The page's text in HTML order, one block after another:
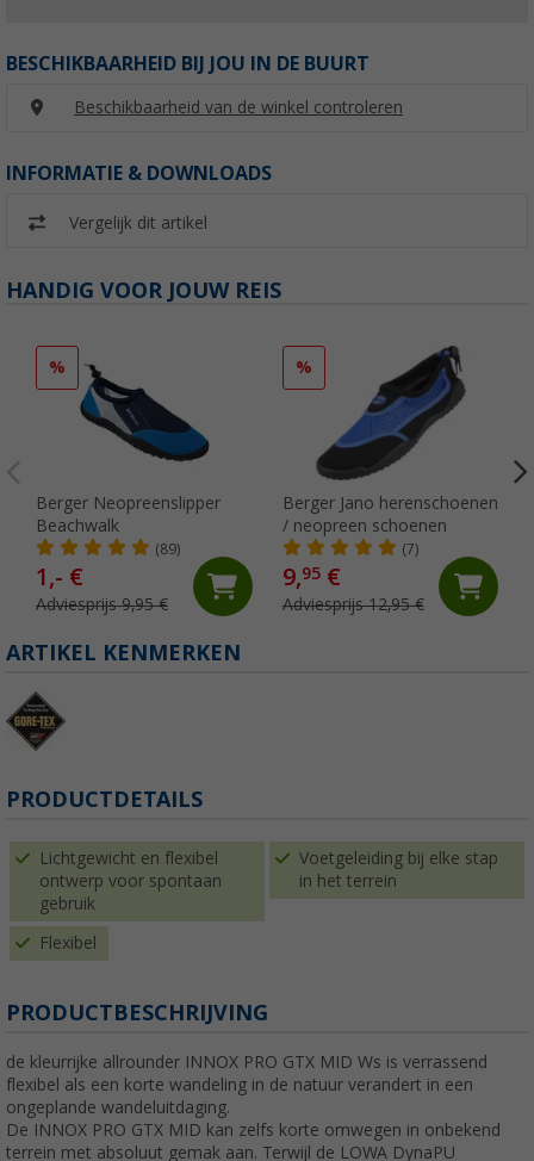
BESCHIKBAARHEID BIJ JOU IN DE BUURT
Beschikbaarheid van de winkel controleren
INFORMATIE & DOWNLOADS
Vergelijk dit artikel
HANDIG VOOR JOUW REIS
%
Berger Neopreenslipper
Beachwalk
(89)
1,- €
Adviesprijs 9,95 €
%
Berger Jano herenschoenen
/ neopreen schoenen
(7)
9,95€
Adviesprijs 12,95 €
ARTIKEL KENMERKEN
PRODUCTDETAILS
Lichtgewicht en flexibel
ontwerp voor spontaan
gebruik
Voetgeleiding bij elke stap
in het terrein
Flexibel
PRODUCTBESCHRIJVING
de kleurrijke allrounder INNOX PRO GTX MID Ws is verrassend
flexibel als een korte wandeling in de natuur verandert in een
ongeplande wandeluitdaging.
De INNOX PRO GTX MID kan zelfs korte omwegen in onbekend
terrein met absoluut gemak aan. Terwijl de LOWA DynaPU